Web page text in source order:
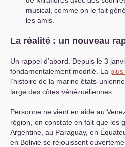
musical, comme on le fait
les amis.
La réalité : un nouveau
Un rappel d’abord. Depuis le 3
fondamentalement modifié. La
l’histoire de la marine états-
large des côtes vénézuéliennes.
Personne ne vient en aide au
région, on constate en fait que les
Argentine, au Paraguay, en
en Bolivie se réjouissent